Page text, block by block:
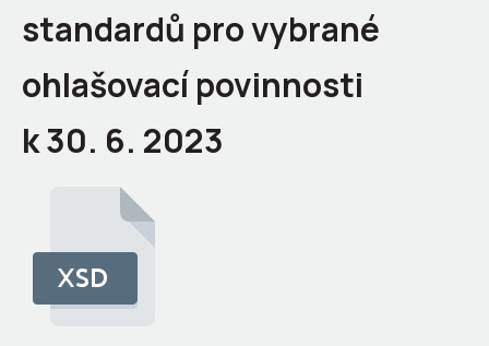
standardů pro vybrané
ohlašovací povinnosti
k 30. 6. 2023